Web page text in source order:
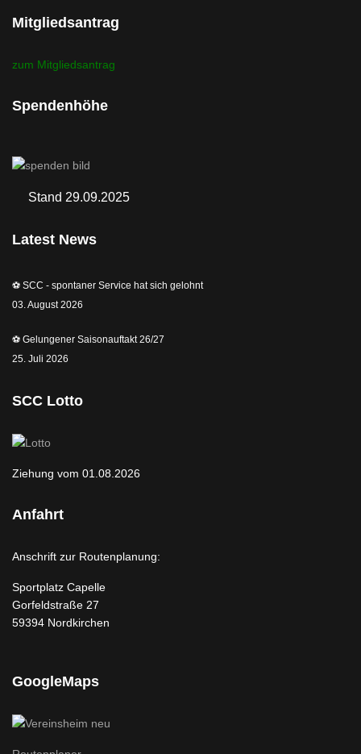
Mitgliedsantrag
zum Mitgliedsantrag
Spendenhöhe
Stand 29.09.2025
Latest News
⚽️ SCC - spontaner Service hat sich gelohnt
03. August 2026
⚽️ Gelungener Saisonauftakt 26/27
25. Juli 2026
SCC Lotto
Ziehung vom 01.08.2026
Anfahrt
Anschrift zur Routenplanung:
Sportplatz Capelle
Gorfeldstraße 27
59394 Nordkirchen
GoogleMaps